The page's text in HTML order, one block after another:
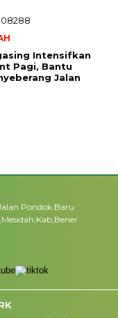
Intensifkan
Pagi, Bantu
Jalan
Pondok Baru